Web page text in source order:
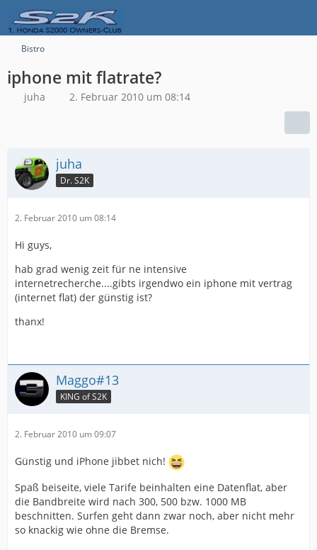
Bistro
iphone mit flatrate?
juha 2. Februar 2010 um 08:14
juha
Dr. S2K
2. Februar 2010 um 08:14
Hi guys,
hab grad wenig zeit für ne intensive
internetrecherche....gibts irgendwo ein iphone mit vertrag
(internet flat) der günstig ist?
thanx!
Maggo#13
KING of S2K
2. Februar 2010 um 09:07
Günstig und iPhone jibbet nich!
Spaß beiseite, viele Tarife beinhalten eine Datenflat, aber
die Bandbreite wird nach 300, 500 bzw. 1000 MB
beschnitten. Surfen geht dann zwar noch, aber nicht mehr
so knackig wie ohne die Bremse.